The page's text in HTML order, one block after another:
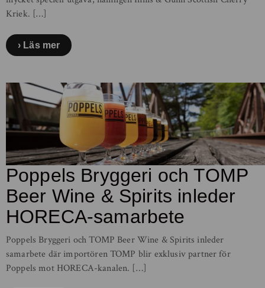
Kriek. […]
Läs mer
Poppels Bryggeri och TOMP
Beer Wine & Spirits inleder
HORECA-samarbete
Poppels Bryggeri och TOMP Beer Wine & Spirits inleder
samarbete där importören TOMP blir exklusiv partner för
Poppels mot HORECA-kanalen. […]